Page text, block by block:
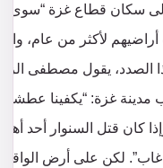
إلى سكان قطاع غزة “سوى
لأكثر من عام،
الصدد، يقول مصطفى
مدينة غزة: “يكفينا عطشاً
كان قتل السنوار أحد
لكن على أرض الواقع،